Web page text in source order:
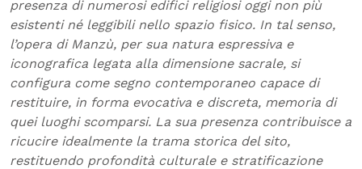
presenza di numerosi edifici religiosi oggi non più
esistenti né leggibili nello spazio fisico. In tal senso,
l’opera di Manzù, per sua natura espressiva e
iconografica legata alla dimensione sacrale, si
configura come segno contemporaneo capace di
restituire, in forma evocativa e discreta, memoria di
quei luoghi scomparsi. La sua presenza contribuisce a
ricucire idealmente la trama storica del sito,
restituendo profondità culturale e stratificazione